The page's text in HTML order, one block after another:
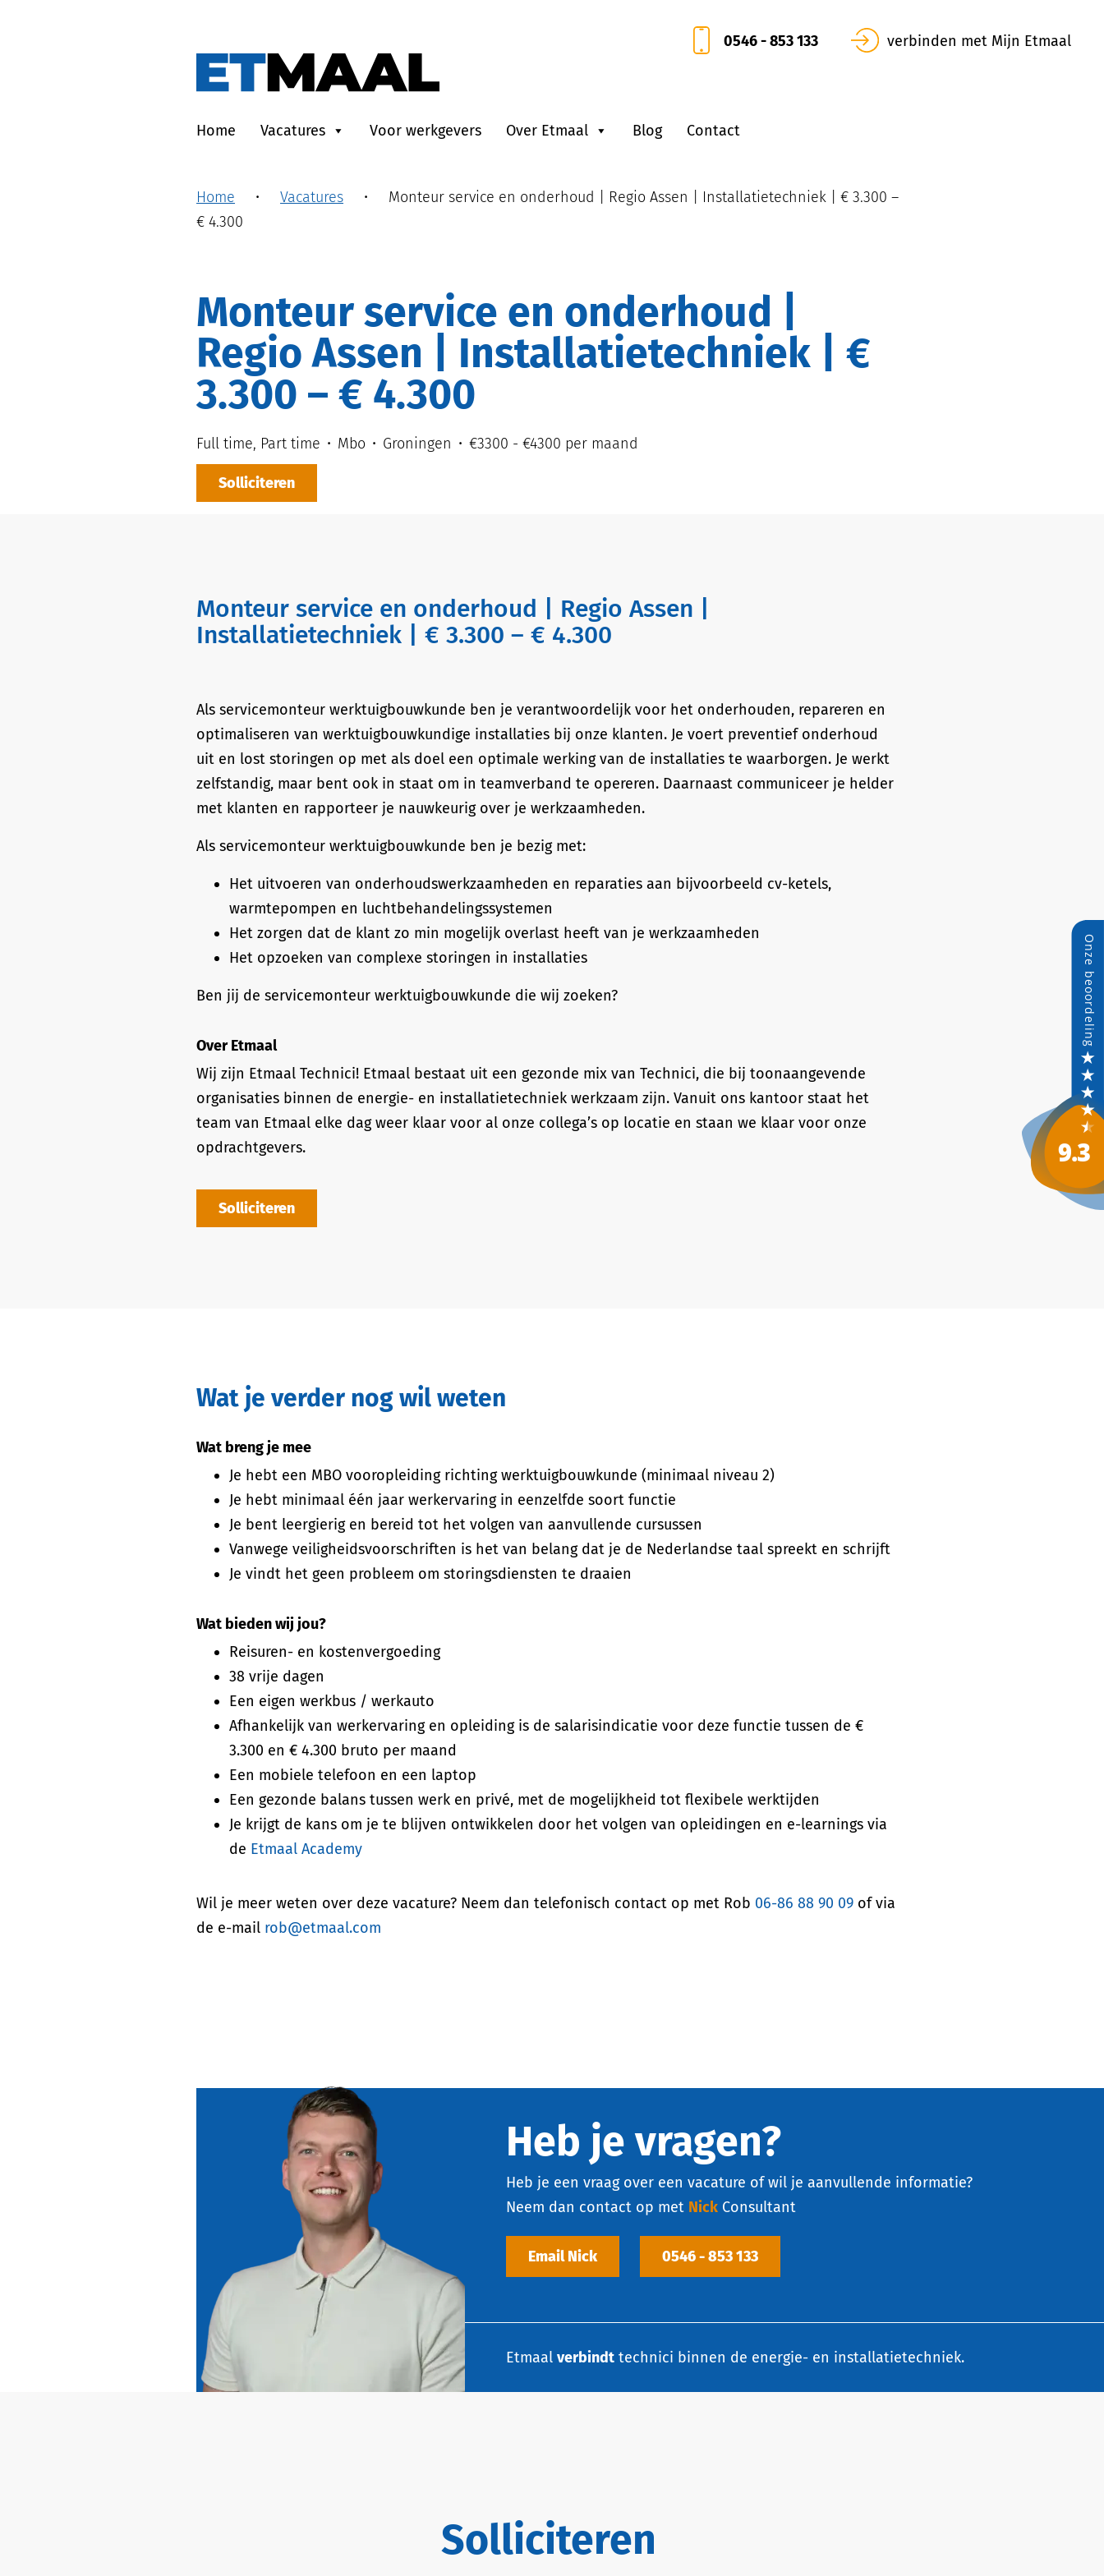
0546 - 853 133 verbinden met Mijn Etmaal
Home Vacatures Voor werkgevers Over Etmaal Blog Contact
Home • Vacatures •
Monteur service en onderhoud | Regio Assen | Installatietechniek | € 3.300 –
€ 4.300
Monteur service en onderhoud |
Regio Assen | Installatietechniek | €
3.300 – € 4.300
Full time, Part time Mbo Groningen €3300 - €4300 per maand
Solliciteren
Monteur service en onderhoud | Regio Assen |
Installatietechniek | € 3.300 – € 4.300
Als servicemonteur werktuigbouwkunde ben je verantwoordelijk voor het onderhouden, repareren en
optimaliseren van werktuigbouwkundige installaties bij onze klanten. Je voert preventief onderhoud
uit en lost storingen op met als doel een optimale werking van de installaties te waarborgen. Je werkt
zelfstandig, maar bent ook in staat om in teamverband te opereren. Daarnaast communiceer je helder
met klanten en rapporteer je nauwkeurig over je werkzaamheden.
Als servicemonteur werktuigbouwkunde ben je bezig met:
Het uitvoeren van onderhoudswerkzaamheden en reparaties aan bijvoorbeeld cv-ketels,
warmtepompen en luchtbehandelingssystemen
Het zorgen dat de klant zo min mogelijk overlast heeft van je werkzaamheden
Het opzoeken van complexe storingen in installaties
Ben jij de servicemonteur werktuigbouwkunde die wij zoeken?
Over Etmaal
Wij zijn Etmaal Technici! Etmaal bestaat uit een gezonde mix van Technici, die bij toonaangevende
organisaties binnen de energie- en installatietechniek werkzaam zijn. Vanuit ons kantoor staat het
team van Etmaal elke dag weer klaar voor al onze collega’s op locatie en staan we klaar voor onze
opdrachtgevers.
Solliciteren
Wat je verder nog wil weten
Wat breng je mee
Je hebt een MBO vooropleiding richting werktuigbouwkunde (minimaal niveau 2)
Je hebt minimaal één jaar werkervaring in eenzelfde soort functie
Je bent leergierig en bereid tot het volgen van aanvullende cursussen
Vanwege veiligheidsvoorschriften is het van belang dat je de Nederlandse taal spreekt en schrijft
Je vindt het geen probleem om storingsdiensten te draaien
Wat bieden wij jou?
Reisuren- en kostenvergoeding
38 vrije dagen
Een eigen werkbus / werkauto
Afhankelijk van werkervaring en opleiding is de salarisindicatie voor deze functie tussen de €
3.300 en € 4.300 bruto per maand
Een mobiele telefoon en een laptop
Een gezonde balans tussen werk en privé, met de mogelijkheid tot flexibele werktijden
Je krijgt de kans om je te blijven ontwikkelen door het volgen van opleidingen en e-learnings via
de Etmaal Academy
Wil je meer weten over deze vacature? Neem dan telefonisch contact op met Rob 06-86 88 90 09 of via
de e-mail rob@etmaal.com
Heb je vragen?
Heb je een vraag over een vacature of wil je aanvullende informatie?
Neem dan contact op met Nick Consultant
Email Nick 0546 - 853 133
Etmaal verbindt technici binnen de energie- en installatietechniek.
Solliciteren